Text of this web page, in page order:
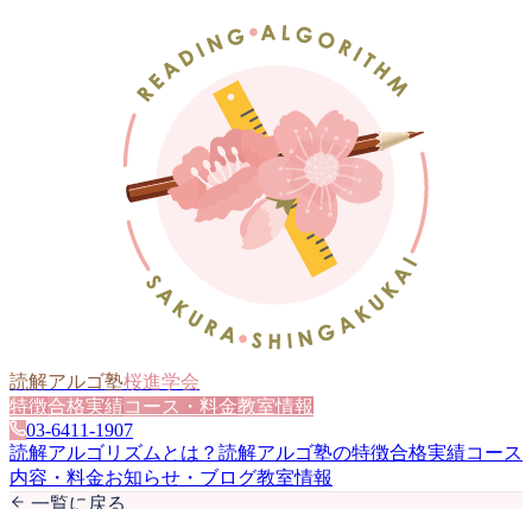
読解アルゴ塾桜進学会
特徴合格実績コース・料金教室情報
03-6411-1907
読解アルゴリズムとは？ 読解アルゴ塾の特徴合格実績コース
内容・料金お知らせ・ブログ教室情報
一覧に戻る